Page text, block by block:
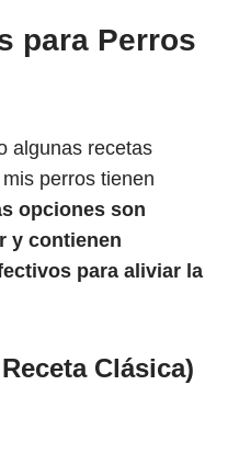
para Perros
algunas recetas
perros tienen
opciones son
y contienen
para aliviar la
Clásica)